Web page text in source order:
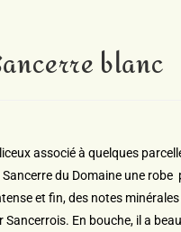
blanc
associé à quelques
du Domaine une robe
et fin, des notes minérales
En bouche, il a